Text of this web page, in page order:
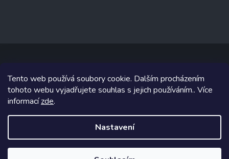
Tento web používá soubory cookie. Dalším procházením
tohoto webu vyjadřujete souhlas s jejich používáním.. Více
informacízde.
Nastavení
Copyright 2026www.prizealize.cz. Všechna práva vyhrazena.
Grafický návrh vytvořil a na Shoptet implementoval
Shoptetak.cz.